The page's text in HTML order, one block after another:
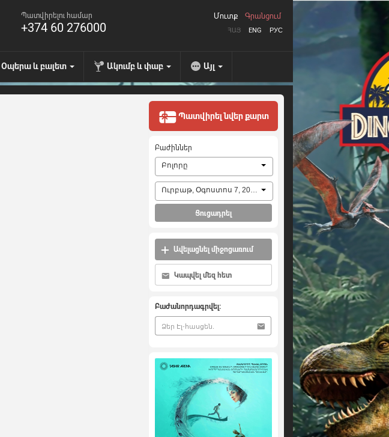
Պատվիրելու համար
+374 60 276000 ՀԱՅ ENG РУС
Մուտք Գրանցում
Օպերա և բալետ Ակումբ և փաբ Այլ
Պատվիրել նվեր քարտ
Բաժիններ
Բոլորը
Ուրբաթ, Օգոստոս 7, 2026
Ցուցադրել
Ավելացնել միջոցառում
Կապվել մեզ հետ
Բաժանորդագրվել: